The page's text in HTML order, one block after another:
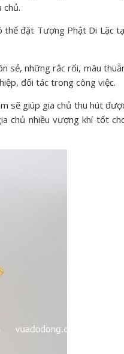
chủ.
thể đặt Tượng Phật Di Lặc
sẻ, những rắc rối, mâu
đối tác trong công việc.
sẽ giúp gia chủ thu hút
chủ nhiều vượng khí tốt